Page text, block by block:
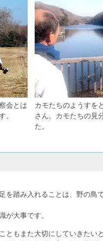
会とは
。
カモたちのようすを
さん。カモたちの見
た。
踏み入れることは、野の鳥
大事です。
もまた大切にしていきたいと